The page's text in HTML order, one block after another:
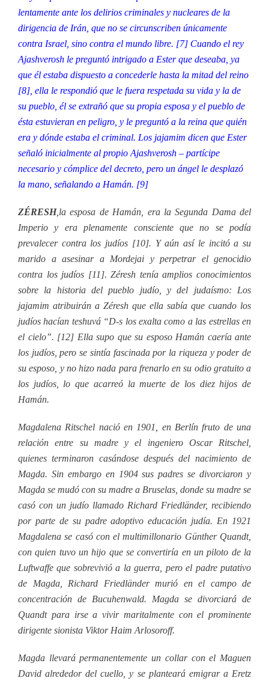
lentamente ante los delirios criminales y nucleares de la
dirigencia de Irán, que no se circunscriben únicamente
contra Israel, sino contra el mundo libre. [7] Cuando el rey
Ajashverosh le preguntó intrigado a Ester que deseaba, ya
que él estaba dispuesto a concederle hasta la mitad del reino
[8], ella le respondió que le fuera respetada su vida y la de
su pueblo, él se extrañó que su propia esposa y el pueblo de
ésta estuvieran en peligro, y le preguntó a la reina que quién
era y dónde estaba el criminal. Los jajamim dicen que Ester
señaló inicialmente al propio Ajashverosh – partícipe
necesario y cómplice del decreto, pero un ángel le desplazó
la mano, señalando a Hamán. [9]
ZÉRESH,la esposa de Hamán, era la Segunda Dama del
Imperio y era plenamente consciente que no se podía
prevalecer contra los judíos [10]. Y aún así le incitó a su
marido a asesinar a Mordejai y perpetrar el genocidio
contra los judíos [11]. Zéresh tenía amplios conocimientos
sobre la historia del pueblo judío, y del judaísmo: Los
jajamim atribuirán a Zéresh que ella sabía que cuando los
judíos hacían teshuvá “D-s los exalta como a las estrellas en
el cielo”. [12] Ella supo que su esposo Hamán caería ante
los judíos, pero se sintía fascinada por la riqueza y poder de
su esposo, y no hizo nada para frenarlo en su odio gratuito a
los judíos, lo que acarreó la muerte de los diez hijos de
Hamán.
Magdalena Ritschel nació en 1901, en Berlín fruto de una
relación entre su madre y el ingeniero Oscar Ritschel,
quienes terminaron casándose después del nacimiento de
Magda. Sin embargo en 1904 sus padres se divorciaron y
Magda se mudó con su madre a Bruselas, donde su madre se
casó con un judío llamado Richard Friedländer, recibiendo
por parte de su padre adoptivo educación judía. En 1921
Magdalena se casó con el multimillonario Günther Quandt,
con quien tuvo un hijo que se convertiría en un piloto de la
Luftwaffe que sobrevivió a la guerra, pero el padre putativo
de Magda, Richard Friedländer murió en el campo de
concentración de Bucuhenwald. Magda se divorciará de
Quandt para irse a vivir maritalmente con el prominente
dirigente sionista Viktor Haim Arlosoroff.
Magda llevará permanentemente un collar con el Maguen
David alrededor del cuello, y se planteará emigrar a Eretz